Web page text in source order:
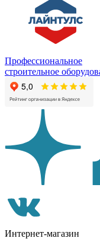
Профессиональное
строительное
Интернет-магазин